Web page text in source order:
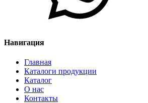
Навигация
Главная
Каталоги продукции
Каталог
О нас
Контакты